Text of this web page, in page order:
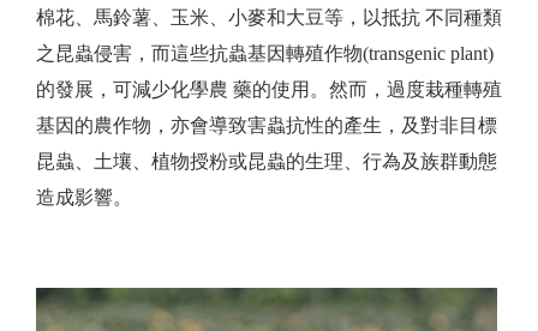
棉花、馬鈴薯、玉米、小麥和大豆等，以抵抗 不同種類
之昆蟲侵害，而這些抗蟲基因轉殖作物(transgenic plant)
的發展，可減少化學農 藥的使用。然而，過度栽種轉殖
基因的農作物，亦會導致害蟲抗性的產生，及對非目標
昆蟲、土壤、植物授粉或昆蟲的生理、行為及族群動態
造成影響。